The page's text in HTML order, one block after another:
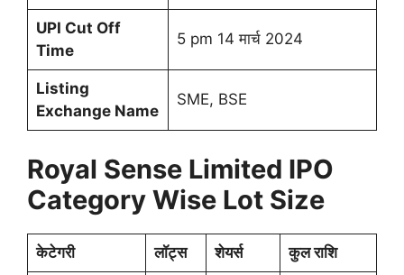
UPI Cut Off
Time
5 pm 14 मार्च 2024
Listing
Exchange Name
SME, BSE
Royal Sense Limited IPO
Category Wise Lot Size
केटेगरी लॉट्स शेयर्स कुल राशि